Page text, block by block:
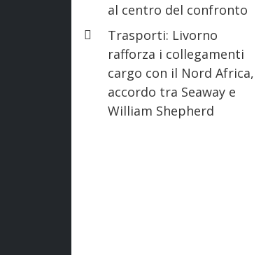
al centro del confronto
Trasporti: Livorno
rafforza i collegamenti
cargo con il Nord Africa,
accordo tra Seaway e
William Shepherd